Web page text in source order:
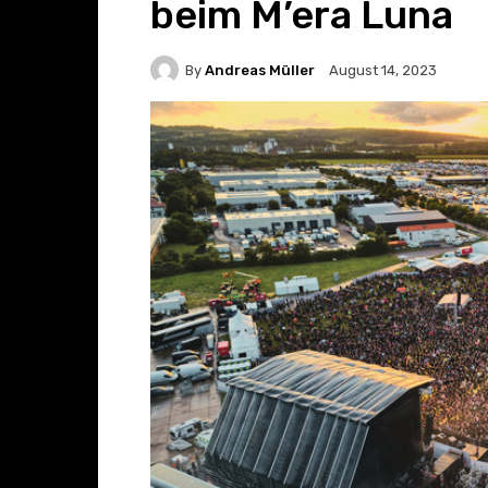
beim M’era Luna
By Andreas Müller August 14, 2023